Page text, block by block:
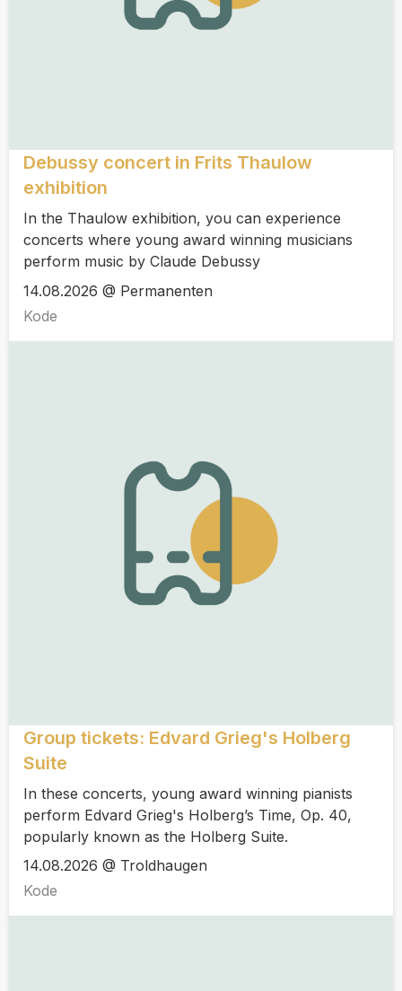
Debussy concert in Frits Thaulow
exhibition
In the Thaulow exhibition, you can experience
concerts where young award winning musicians
perform music by Claude Debussy
14.08.2026 @ Permanenten
Kode
Group tickets: Edvard Grieg's Holberg
Suite
In these concerts, young award winning pianists
perform Edvard Grieg's Holberg’s Time, Op. 40,
popularly known as the Holberg Suite.
14.08.2026 @ Troldhaugen
Kode